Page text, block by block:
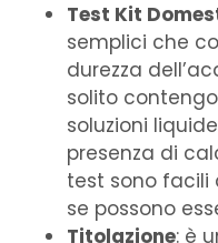
Test Kit
semplici che
durezza
solito
soluzioni
presenza di
test sono facili
se possono
Titolazione: è